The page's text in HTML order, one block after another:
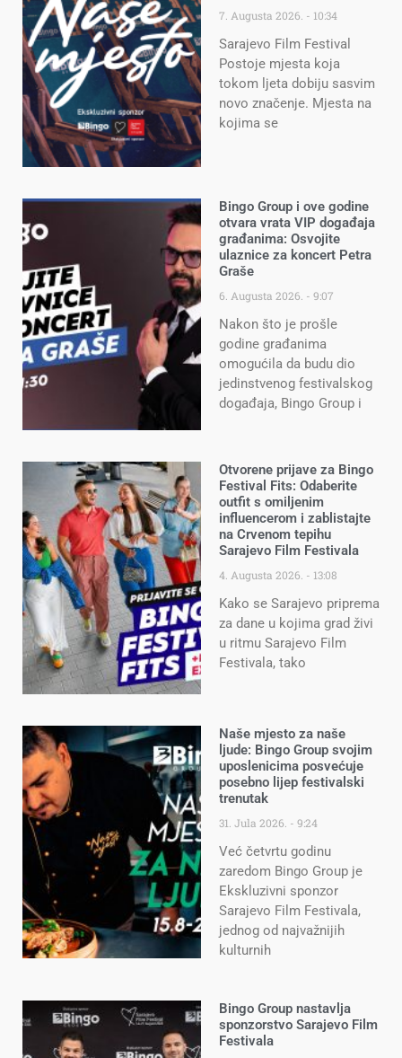
7. Augusta 2026. 10:34
Sarajevo Film Festival
Postoje mjesta koja
tokom ljeta dobiju sasvim
novo značenje. Mjesta na
kojima se
Bingo Group i ove godine
otvara vrata VIP događaja
građanima: Osvojite
ulaznice za koncert Petra
Graše
6. Augusta 2026. 9:07
Nakon što je prošle
godine građanima
omogućila da budu dio
jedinstvenog festivalskog
događaja, Bingo Group i
Otvorene prijave za Bingo
Festival Fits: Odaberite
outfit s omiljenim
influencerom i zablistajte
na Crvenom tepihu
Sarajevo Film Festivala
4. Augusta 2026. 13:08
Kako se Sarajevo priprema
za dane u kojima grad živi
u ritmu Sarajevo Film
Festivala, tako
Naše mjesto za naše
ljude: Bingo Group svojim
uposlenicima posvećuje
posebno lijep festivalski
trenutak
31. Jula 2026. 9:24
Već četvrtu godinu
zaredom Bingo Group je
Ekskluzivni sponzor
Sarajevo Film Festivala,
jednog od najvažnijih
kulturnih
Bingo Group nastavlja
sponzorstvo Sarajevo Film
Festivala